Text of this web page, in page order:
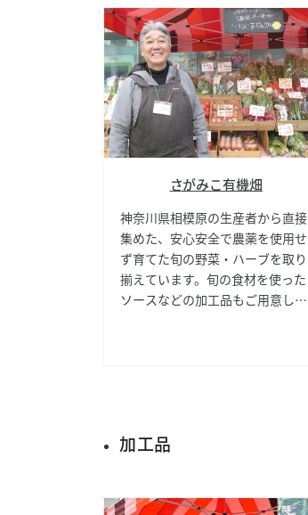
さがみこ有機畑
神奈川県相模原の生産者から直接
集めた、安心安全で農薬を使用せ
ず育てた旬の野菜・ハーブを取り
揃えています。旬の食材を使った
ソースなどの加工品もご用意して
加工品